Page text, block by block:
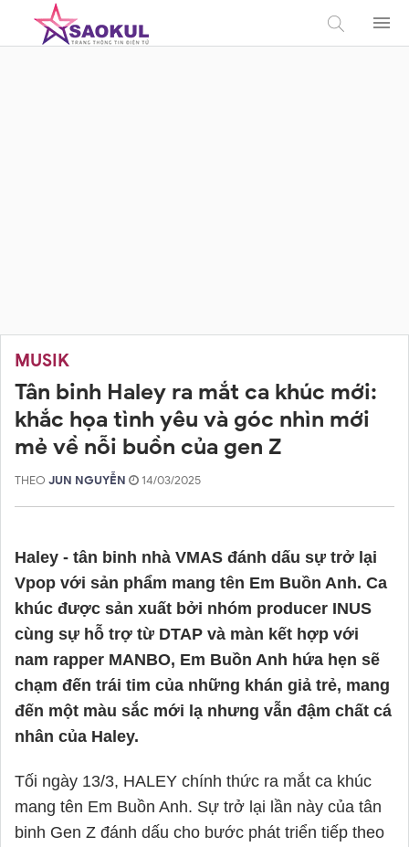
MUSIK
Tân binh Haley ra mắt ca khúc mới:
khắc họa tình yêu và góc nhìn mới
mẻ về nỗi buồn của gen Z
THEO JUN NGUYỄN 14/03/2025
Haley - tân binh nhà VMAS đánh dấu sự trở lại
Vpop với sản phẩm mang tên Em Buồn Anh. Ca
khúc được sản xuất bởi nhóm producer INUS
cùng sự hỗ trợ từ DTAP và màn kết hợp với
nam rapper MANBO, Em Buồn Anh hứa hẹn sẽ
chạm đến trái tim của những khán giả trẻ, mang
đến một màu sắc mới lạ nhưng vẫn đậm chất cá
nhân của Haley.
Tối ngày 13/3, HALEY chính thức ra mắt ca khúc
mang tên Em Buồn Anh. Sự trở lại lần này của tân
binh Gen Z đánh dấu cho bước phát triển tiếp theo